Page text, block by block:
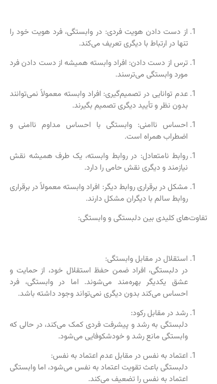
از دست دادن هویت فردی: در وابستگی، فرد هویت خود را
تنها در ارتباط با دیگری تعریف می‌کند.
ترس از دست دادن: افراد وابسته همیشه از دست دادن فرد
مورد وابستگی می‌ترسند.
عدم توانایی در تصمیم‌گیری: افراد وابسته معمولاً نمی‌توانند
بدون نظر و تأیید دیگری تصمیم بگیرند.
احساس ناامنی: وابستگی با احساس مداوم ناامنی و
اضطراب همراه است.
روابط نامتعادل: در روابط وابسته، یک طرف همیشه نقش
نیازمند و دیگری نقش حامی را دارد.
مشکل در برقراری روابط دیگر: افراد وابسته معمولاً در برقراری
روابط سالم با دیگران مشکل دارند.
تفاوت‌های کلیدی بین دلبستگی و وابستگی:
استقلال در مقابل وابستگی:
در دلبستگی، افراد ضمن حفظ استقلال خود، از حمایت و
عشق یکدیگر بهره‌مند می‌شوند. اما در وابستگی، فرد
احساس می‌کند بدون دیگری نمی‌تواند وجود داشته باشد.
رشد در مقابل رکود:
دلبستگی به رشد و پیشرفت فردی کمک می‌کند، در حالی که
وابستگی مانع رشد و خودشکوفایی می‌شود.
اعتماد به نفس در مقابل عدم اعتماد به نفس:
دلبستگی باعث تقویت اعتماد به نفس می‌شود، اما وابستگی
اعتماد به نفس را تضعیف می‌کند.